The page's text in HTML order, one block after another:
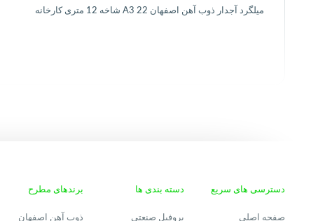
میلگرد آجدار ذوب آهن اصفهان 22 A3 شاخه 12 متری کارخانه
دسترسی های سریع
صفحه اصلی
دسته بندی ها
پروفیل صنعتی
برندهای مطرح
ذوب آهن اصفهان